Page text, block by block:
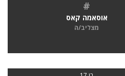
#
אוסאמה קאס
מצליב/ה